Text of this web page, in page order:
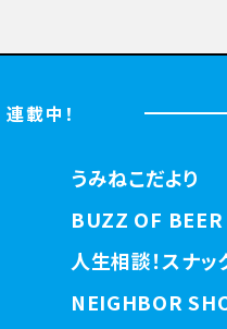
連載中！
うみねこだより
BUZZ OF BEER
人生相談！スナッ
NEIGHBOR